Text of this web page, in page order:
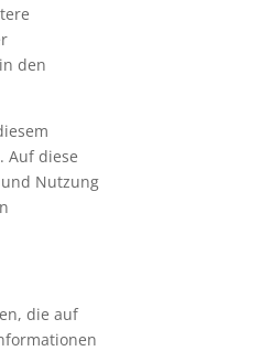
den
Auf diese
Nutzung
die auf